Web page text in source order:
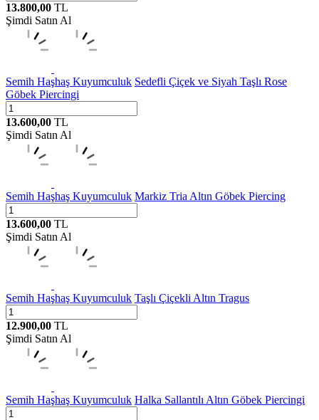
13.800,00 TL
Şimdi Satın Al
Semih Haşhaş Kuyumculuk Sedefli Çiçek ve Siyah Taşlı Rose
Göbek Piercingi
13.600,00 TL
Şimdi Satın Al
Semih Haşhaş Kuyumculuk Markiz Tria Altın Göbek Piercing
13.600,00 TL
Şimdi Satın Al
Semih Haşhaş Kuyumculuk Taşlı Çiçekli Altın Tragus
12.900,00 TL
Şimdi Satın Al
Semih Haşhaş Kuyumculuk Halka Sallantılı Altın Göbek Piercingi